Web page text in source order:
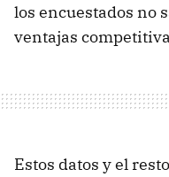
los encuestados no
ventajas
Estos datos y el